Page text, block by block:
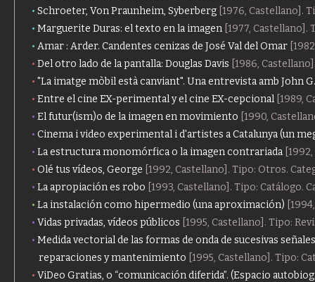
Schroeter, Von Praunheim, Syberberg [1976, Castellano].
Marguerite Duras: el texto en la imagen [1977,
Amar : Arder. Candentes cenizas de José Val del Omar
Del otro lado de la pantalla: Douglas Davis [1986,
"La imatge mòbil està canviant". Una entrevista amb John
Entre el cine EX-perimental y el cine EX-cepcional [1989,
El futur(ism)o de la imagen en movimiento [1990,
Cinema i video experimental i d'artistes a Catalunya (un
La estructura monomórfica o la imagen contrariada
Olé tus vídeos, George [1992, Castellano]. Tipo: Otros.
La apropiación es robo [1993, Castellano]. Tipo: Catálogo.
La instalación como hipermedio (una aproximación)
Vidas privadas, vídeos públicos [1995, Castellano]. Tipo:
Medida vectorial de las formas de onda de sucesivas
reparaciones y mantenimiento [1995, Castellano]. Tipo:
ViDeo Gratias, o “comunicación diferida”. (Espacio